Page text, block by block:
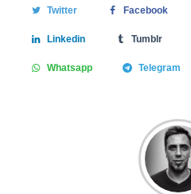
Twitter Facebook
Linkedin Tumblr
Whatsapp Telegram